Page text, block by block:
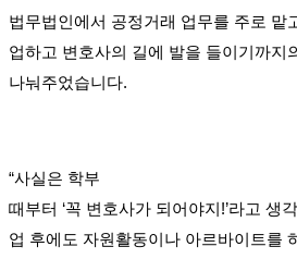
법무법인에서 공정거래 업무를 주로 맡
업하고 변호사의 길에 발을 들이기까지
나눠주었습니다.
“사실은 학부
때부터 ‘꼭 변호사가 되어야지!’라고 생
업 후에도 자원활동이나 아르바이트를